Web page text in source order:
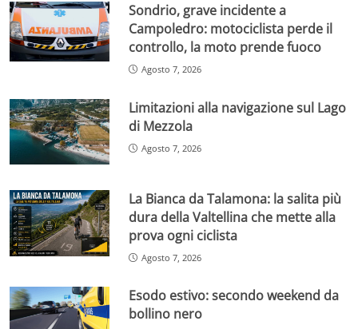
Sondrio, grave incidente a
Campoledro: motociclista perde il
controllo, la moto prende fuoco
Agosto 7, 2026
Limitazioni alla navigazione sul Lago
di Mezzola
Agosto 7, 2026
La Bianca da Talamona: la salita più
dura della Valtellina che mette alla
prova ogni ciclista
Agosto 7, 2026
Esodo estivo: secondo weekend da
bollino nero